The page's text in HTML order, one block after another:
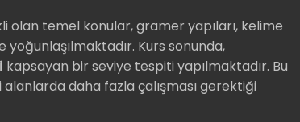
olan temel konular, gramer yapıları, kelime
Kurs sonunda,
kapsayan bir seviye tespiti yapılmaktadır. Bu
daha fazla çalışması gerektiği